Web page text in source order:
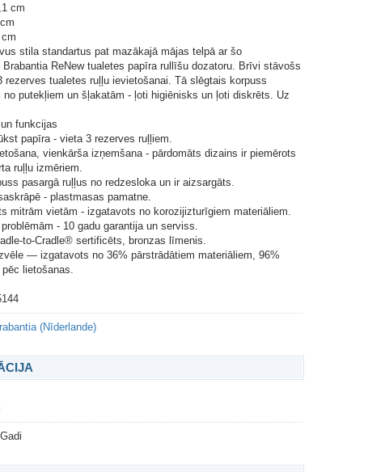
cm
stila standartus pat mazākajā mājas telpā ar šo
ReNew tualetes papīra rullīšu dozatoru. Brīvi stāvošs
rezerves tualetes ruļļu ievietošanai. Tā slēgtais korpuss
no putekļiem un šļakatām - ļoti higiēnisks un ļoti diskrēts. Uz
funkcijas
papīra - vieta 3 rezerves ruļļiem.
vienkārša izņemšana - pārdomāts dizains ir piemērots
ruļļu izmēriem.
pasargā ruļļus no redzesloka un ir aizsargāts.
- plastmasas pamatne.
mitrām vietām - izgatavots no korozijizturīgiem materiāliem.
- 10 gadu garantija un serviss.
to-Cradle® sertificēts, bronzas līmenis.
— izgatavots no 36% pārstrādātiem materiāliem, 96%
lietošanas.
(Nīderlande)